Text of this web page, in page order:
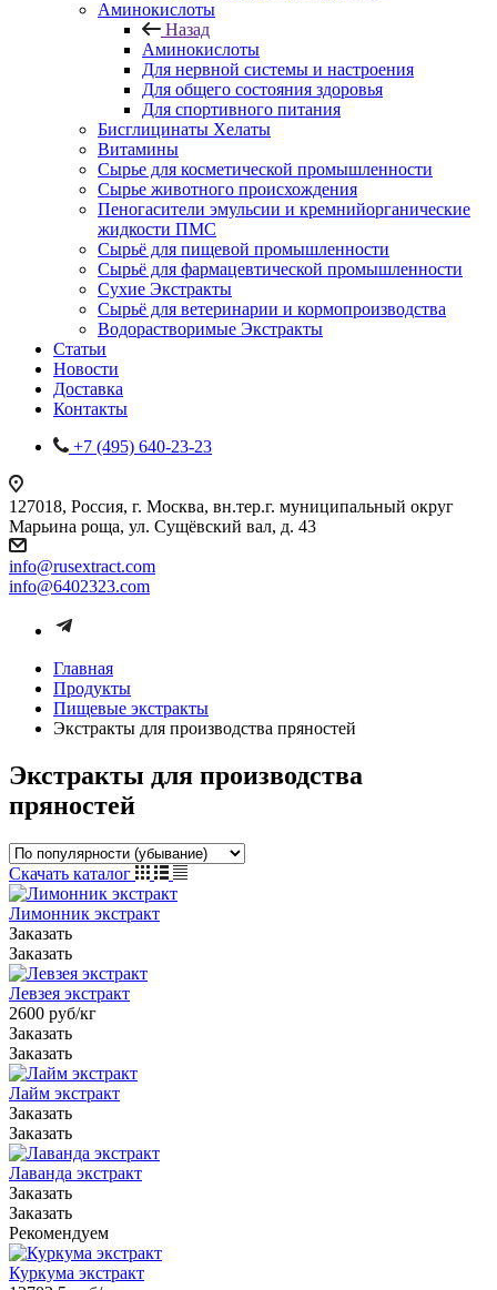
Аминокислоты
Назад
Аминокислоты
Для нервной системы и настроения
Для общего состояния здоровья
Для спортивного питания
Бисглицинаты Хелаты
Витамины
Сырье для косметической промышленности
Сырье животного происхождения
Пеногасители эмульсии и кремнийорганические
жидкости ПМС
Сырьё для пищевой промышленности
Сырьё для фармацевтической промышленности
Сухие Экстракты
Сырьё для ветеринарии и кормопроизводства
Водорастворимые Экстракты
Статьи
Новости
Доставка
Контакты
+7 (495) 640-23-23
127018, Россия, г. Москва, вн.тер.г. муниципальный округ
Марьина роща, ул. Сущёвский вал, д. 43
info@rusextract.com
info@6402323.com
Главная
Продукты
Пищевые экстракты
Экстракты для производства пряностей
Экстракты для производства
пряностей
Скачать каталог
Лимонник экстракт
Заказать
Заказать
Левзея экстракт
2600 руб/кг
Заказать
Заказать
Лайм экстракт
Заказать
Заказать
Лаванда экстракт
Заказать
Заказать
Рекомендуем
Куркума экстракт